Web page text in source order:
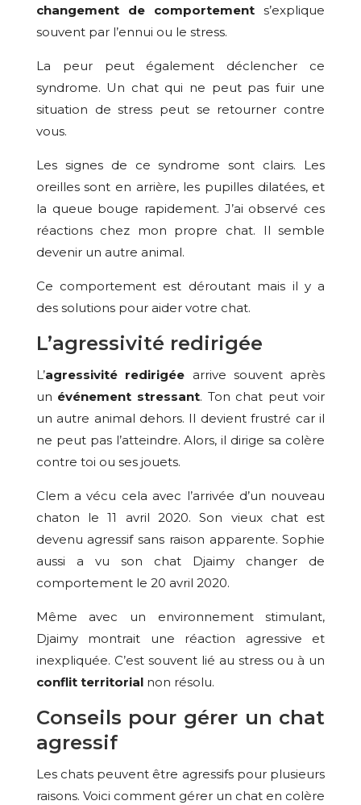
changement de comportement s’explique
souvent par l’ennui ou le stress.
La peur peut également déclencher ce
syndrome. Un chat qui ne peut pas fuir une
situation de stress peut se retourner contre
vous.
Les signes de ce syndrome sont clairs. Les
oreilles sont en arrière, les pupilles dilatées, et
la queue bouge rapidement. J’ai observé ces
réactions chez mon propre chat. Il semble
devenir un autre animal.
Ce comportement est déroutant mais il y a
des solutions pour aider votre chat.
L’agressivité redirigée
L’agressivité redirigée arrive souvent après
un événement stressant. Ton chat peut voir
un autre animal dehors. Il devient frustré car il
ne peut pas l’atteindre. Alors, il dirige sa colère
contre toi ou ses jouets.
Clem a vécu cela avec l’arrivée d’un nouveau
chaton le 11 avril 2020. Son vieux chat est
devenu agressif sans raison apparente. Sophie
aussi a vu son chat Djaimy changer de
comportement le 20 avril 2020.
Même avec un environnement stimulant,
Djaimy montrait une réaction agressive et
inexpliquée. C’est souvent lié au stress ou à un
conflit territorialnon résolu.
Conseils pour gérer un chat
agressif
Les chats peuvent être agressifs pour plusieurs
raisons. Voici comment gérer un chat en colère